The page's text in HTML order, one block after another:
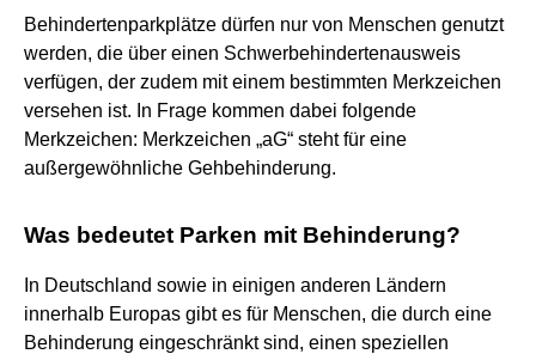
Behindertenparkplätze dürfen nur von Menschen genutzt
werden, die über einen Schwerbehindertenausweis
verfügen, der zudem mit einem bestimmten Merkzeichen
versehen ist. In Frage kommen dabei folgende
Merkzeichen: Merkzeichen „aG“ steht für eine
außergewöhnliche Gehbehinderung.
Was bedeutet Parken mit Behinderung?
In Deutschland sowie in einigen anderen Ländern
innerhalb Europas gibt es für Menschen, die durch eine
Behinderung eingeschränkt sind, einen speziellen